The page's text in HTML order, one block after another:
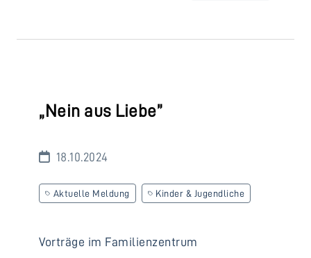
„Nein aus Liebe”
18.10.2024
Aktuelle Meldung Kinder & Jugendliche
Vorträge im Familienzentrum